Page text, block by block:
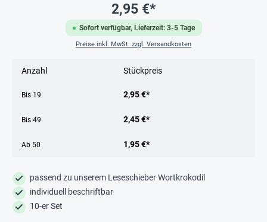
Sofort verfügbar, Lieferzeit: 3-5 Tage
2,95 €*
Preise inkl. MwSt. zzgl. Versandkosten
Anzahl Stückpreis
Bis 19 2,95 €*
Bis 49 2,45 €*
Ab 50 1,95 €*
passend zu unserem Leseschieber Wortkrokodil
individuell beschriftbar
10-er Set